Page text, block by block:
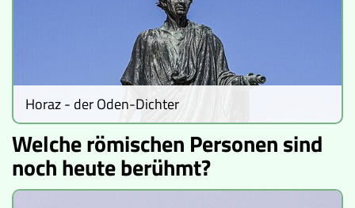
Horaz - der Oden-Dichter
Welche römischen Personen sind
noch heute berühmt?